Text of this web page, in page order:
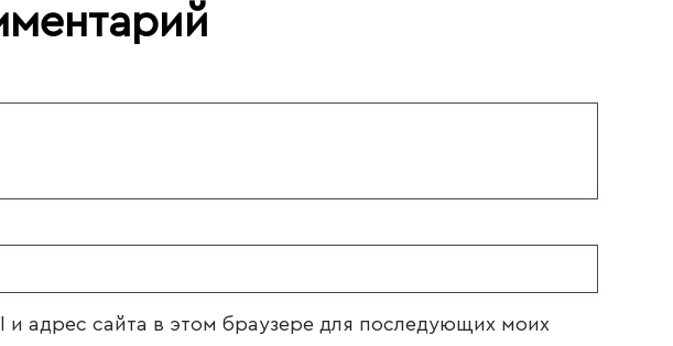
адрес сайта в этом браузере для последующих моих